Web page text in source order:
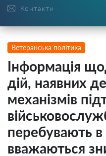
Контакти
Ветеранська політика
Інформація
дій, наявних
механізмів
перебувають
вважаються